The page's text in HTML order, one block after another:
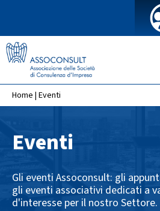
Home | Eventi
Eventi
Gli eventi Assoconsult: gli
gli eventi associativi dedicati a
d'interesse per il nostro Settore.